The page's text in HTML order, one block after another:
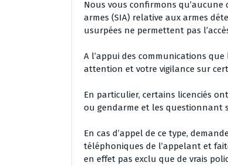
Nous vous confirmons
armes (SIA) relative aux armes
usurpées ne permettent pas
A l’appui des communications
attention et votre vigilance sur
En particulier, certains licenciés
ou gendarme et les questionnant
En cas d’appel de ce type,
téléphoniques de l’appelant et
en effet pas exclu que de vrais